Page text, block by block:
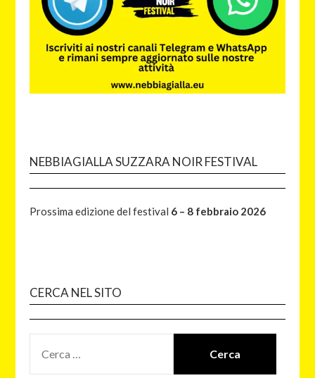
NEBBIAGIALLA SUZZARA NOIR FESTIVAL
Prossima edizione del festival 6 – 8 febbraio 2026
CERCA NEL SITO